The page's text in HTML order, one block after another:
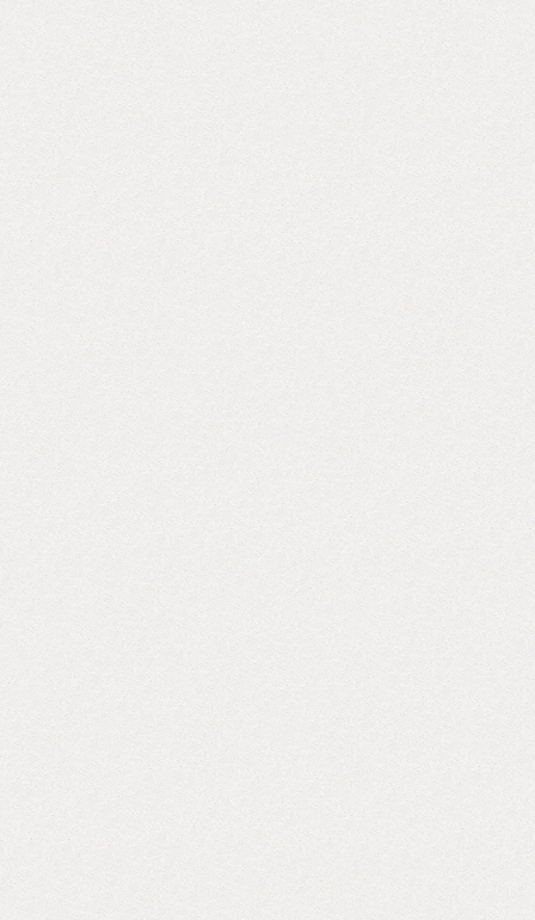
ージまで、すべてフランス国内で手作りされている
な調香による居心地のよさをもつフレグランスを軸
とし、グラフィカルでポップなデザインで現代的に
のフレグランスブランド界にフレッシュな風を吹き
込んでいます。ケルゾンのフレグランスはすべて、
「毎日の生活の中にある美しくきらめく瞬間」、
る方は是非是非お問い合わせくださいませ。 それで
は、皆さまのお越しを心よりお待ちしております！